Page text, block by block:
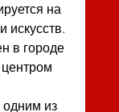
на
искусств.
в городе
одним из